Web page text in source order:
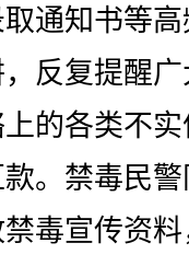
通知书等
反复提醒
的各类不
。禁毒民
毒宣传资